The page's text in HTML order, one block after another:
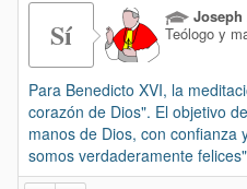
Sí
Teólogo y
Para Benedicto XVI, la
corazón de Dios". El objetivo
manos de Dios, con confianza
somos verdaderamente